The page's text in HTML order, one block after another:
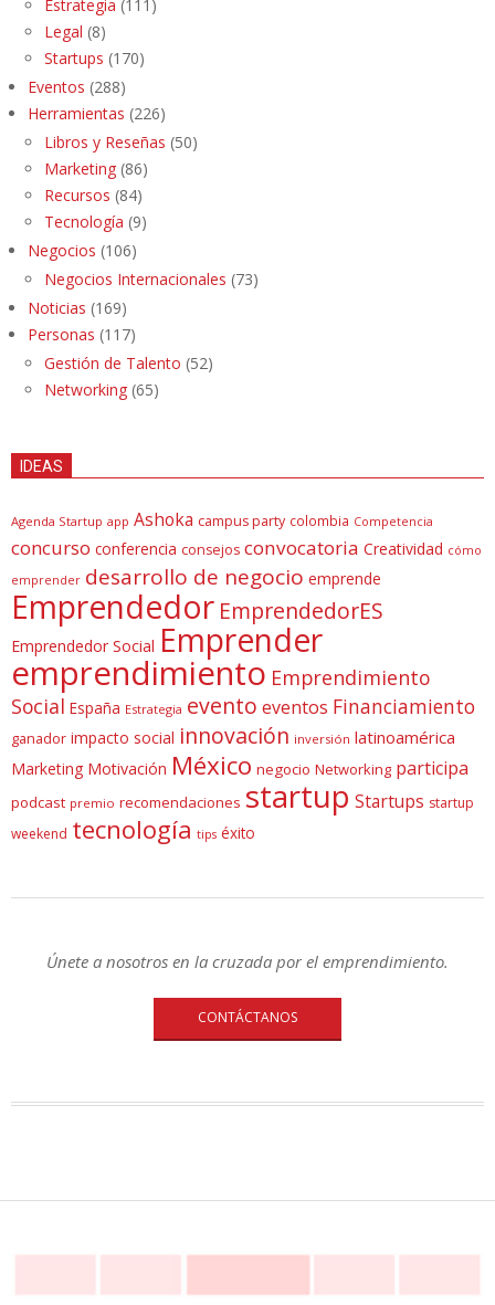
Estrategia (111)
Legal (8)
Startups (170)
Eventos (288)
Herramientas (226)
Libros y Reseñas (50)
Marketing (86)
Recursos (84)
Tecnología (9)
Negocios (106)
Negocios Internacionales (73)
Noticias (169)
Personas (117)
Gestión de Talento (52)
Networking (65)
IDEAS
Agenda Startup app Ashoka campus party colombia Competencia
concurso conferencia consejos convocatoria Creatividad cómo
emprender desarrollo de negocio emprende
Emprendedor EmprendedorES
Emprendedor Social Emprender
emprendimiento Emprendimiento
Social España Estrategia evento eventos Financiamiento
ganador impacto social innovación inversión latinoamérica
Marketing Motivación México negocio Networking participa
podcast premio recomendaciones startup Startups startup
weekend tecnología tips éxito
Únete a nosotros en la cruzada por el emprendimiento.
CONTÁCTANOS